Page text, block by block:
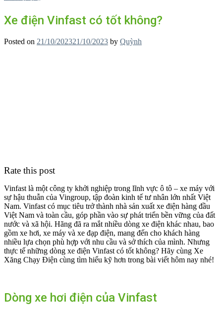
Xe điện Vinfast có tốt không?
Posted on 21/10/202321/10/2023 by Quỳnh
Rate this post
Vinfast là một công ty khởi nghiệp trong lĩnh vực ô tô – xe máy với
sự hậu thuẫn của Vingroup, tập đoàn kinh tế tư nhân lớn nhất Việt
Nam. Vinfast có mục tiêu trở thành nhà sản xuất xe điện hàng đầu
Việt Nam và toàn cầu, góp phần vào sự phát triển bền vững của đất
nước và xã hội. Hãng đã ra mắt nhiều dòng xe điện khác nhau, bao
gồm xe hơi, xe máy và xe đạp điện, mang đến cho khách hàng
nhiều lựa chọn phù hợp với nhu cầu và sở thích của mình. Nhưng
thực tế những dòng xe điện Vinfast có tốt không? Hãy cùng Xe
Xăng Chạy Điện cùng tìm hiểu kỹ hơn trong bài viết hôm nay nhé!
Dòng xe hơi điện của Vinfast